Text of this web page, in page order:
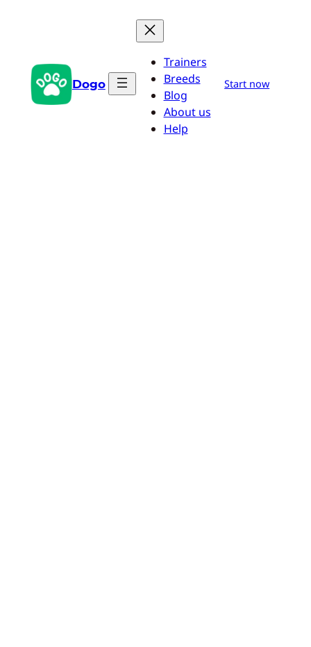
Dogo
Trainers
Breeds
Blog
About us
Help
Start now